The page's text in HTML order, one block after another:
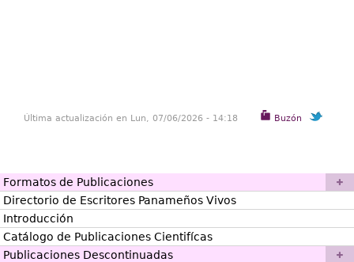
Buzón
Última actualización en Lun, 07/06/2026 - 14:18
Formatos de Publicaciones
Directorio de Escritores Panameños Vivos
Introducción
Catálogo de Publicaciones Cientifícas
Publicaciones Descontinuadas